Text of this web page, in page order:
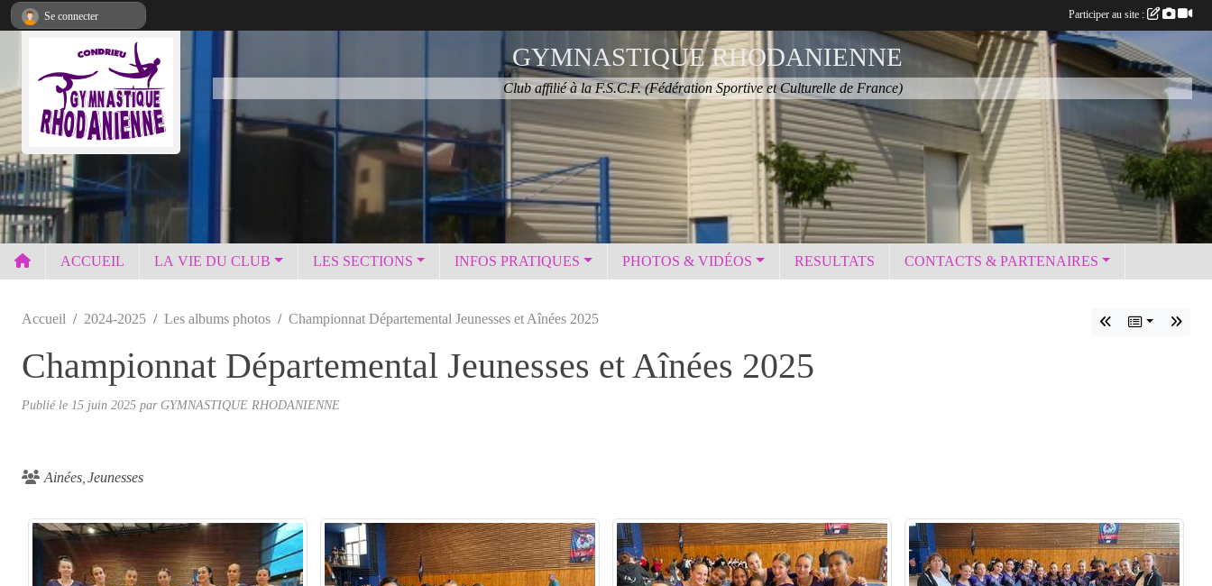
GYMNASTIQUE RHODANIENNE
Club affilié à la F.S.C.F. (Fédération Sportive et Culturelle de France)
ACCUEIL LA VIE DU CLUB LES SECTIONS INFOS PRATIQUES PHOTOS & VIDÉOS RESULTATS CONTACTS & PARTENAIRES
Accueil 2024-2025 Les albums photos Championnat Départemental Jeunesses et Aînées 2025
Championnat Départemental Jeunesses et Aînées 2025
Publié le 15 juin 2025 parGYMNASTIQUE RHODANIENNE
Ainées Jeunesses
Se connecter Participer au site :
Panneau de gestion des cookies